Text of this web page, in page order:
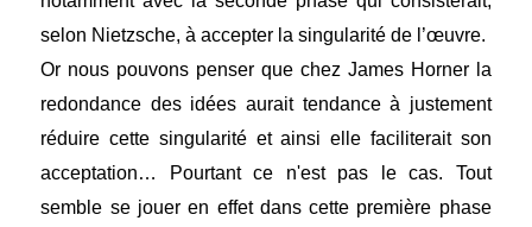
selon Nietzsche, à accepter la singularité de l’œuvre.
Or nous pouvons penser que chez James Horner la
redondance des idées aurait tendance à justement
réduire cette singularité et ainsi elle faciliterait son
acceptation… Pourtant ce n'est pas le cas. Tout
semble se jouer en effet dans cette première phase